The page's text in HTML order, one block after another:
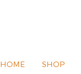
HOME SHOP